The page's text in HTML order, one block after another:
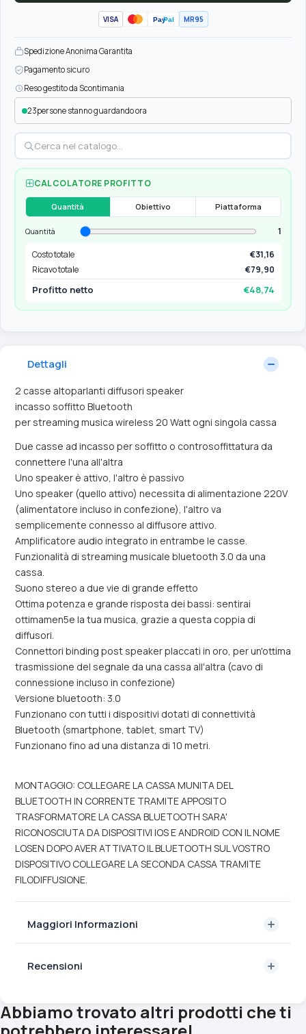
VISA PayPal MR95
Spedizione Anonima Garantita
Pagamento sicuro
Reso gestito da Scontimania
23persone stanno guardando ora
CALCOLATORE PROFITTO
Quantità Obiettivo Piattaforma
Quantità
1
Costo totale
€31,16
Ricavo totale
€79,90
Profitto netto €48,74
Dettagli
2 casse altoparlanti diffusori speaker
incasso soffitto Bluetooth
per streaming musica wireless 20 Watt ogni singola cassa
Due casse ad incasso per soffitto o controsoffittatura da
connettere l'una all'altra
Uno speaker è attivo, l'altro è passivo
Uno speaker (quello attivo) necessita di alimentazione 220V
(alimentatore incluso in confezione), l'altro va
semplicemente connesso al diffusore attivo.
Amplificatore audio integrato in entrambe le casse.
Funzionalità di streaming musicale bluetooth 3.0 da una
cassa.
Suono stereo a due vie di grande effetto
Ottima potenza e grande risposta dei bassi: sentirai
ottimamen5e la tua musica, grazie a questa coppia di
diffusori.
Connettori binding post speaker placcati in oro, per un'ottima
trasmissione del segnale da una cassa all'altra (cavo di
connessione incluso in confezione)
Versione bluetooth: 3.0
Funzionano con tutti i dispositivi dotati di connettività
Bluetooth (smartphone, tablet, smart TV)
Funzionano fino ad una distanza di 10 metri.
MONTAGGIO: COLLEGARE LA CASSA MUNITA DEL
BLUETOOTH IN CORRENTE TRAMITE APPOSITO
TRASFORMATORE LA CASSA BLUETOOTH SARA'
RICONOSCIUTA DA DISPOSITIVI IOS E ANDROID CON IL NOME
LOSEN DOPO AVER ATTIVATO IL BLUETOOTH SUL VOSTRO
DISPOSITIVO COLLEGARE LA SECONDA CASSA TRAMITE
FILODIFFUSIONE.
Maggiori Informazioni
Recensioni
Abbiamo trovato altri prodotti che ti